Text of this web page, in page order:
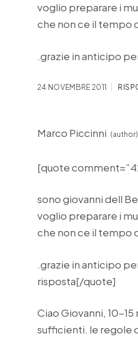
voglio preparare i
che non ce il tempo
.grazie in anticipo
24 NOVEMBRE 2011
Marco Piccinni
[quote
sono giovanni dell
voglio preparare i
che non ce il tempo
.grazie in anticipo
risposta[/quote]
Ciao Giovanni, 10-15
sufficienti. le regole